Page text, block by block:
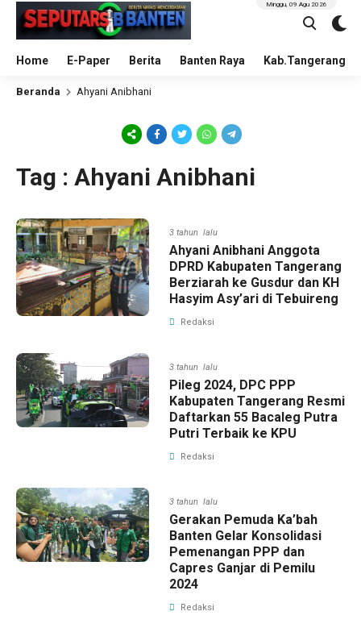
Home E-Paper Berita Banten Raya Kab.Tangerang
Minggu, 09 Agu 2026
Beranda Ahyani Anibhani
Tag : Ahyani Anibhani
3 tahun lalu
Ahyani Anibhani Anggota
DPRD Kabupaten Tangerang
Berziarah ke Gusdur dan KH
Hasyim Asy’ari di Tebuireng
Redaksi
3 tahun lalu
Pileg 2024, DPC PPP
Kabupaten Tangerang Resmi
Daftarkan 55 Bacaleg Putra
Putri Terbaik ke KPU
Redaksi
3 tahun lalu
Gerakan Pemuda Ka’bah
Banten Gelar Konsolidasi
Pemenangan PPP dan
Capres Ganjar di Pemilu
2024
Redaksi